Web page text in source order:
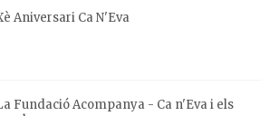
Aniversari Ca N'Eva
Fundació Acompanya - Ca n'Eva i els